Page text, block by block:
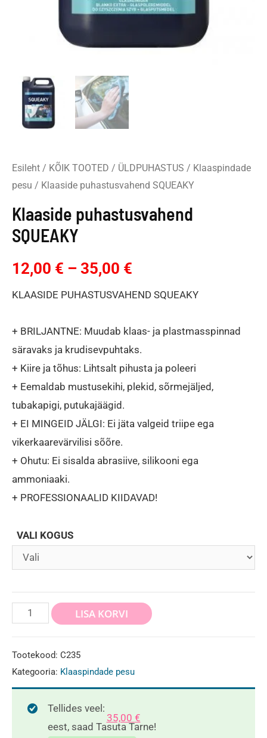
Esileht / KÕIK TOOTED / ÜLDPUHASTUS / Klaaspindade
pesu / Klaaside puhastusvahend SQUEAKY
Klaaside puhastusvahend
SQUEAKY
12,00 € – 35,00 €
KLAASIDE PUHASTUSVAHEND SQUEAKY
+ BRILJANTNE: Muudab klaas- ja plastmasspinnad
säravaks ja krudisevpuhtaks.
+ Kiire ja tõhus: Lihtsalt pihusta ja poleeri
+ Eemaldab mustusekihi, plekid, sõrmejäljed,
tubakapigi, putukajäägid.
+ EI MINGEID JÄLGI: Ei jäta valgeid triipe ega
vikerkaarevärvilisi sõõre.
+ Ohutu: Ei sisalda abrasiive, silikooni ega
ammoniaaki.
+ PROFESSIONAALID KIIDAVAD!
VALI KOGUS
Klaaside
kogus
LISA KORVI
Tootekood: C235
Kategooria: Klaaspindade pesu
Tellides veel:
35,00 €
eest, saad Tasuta Tarne!